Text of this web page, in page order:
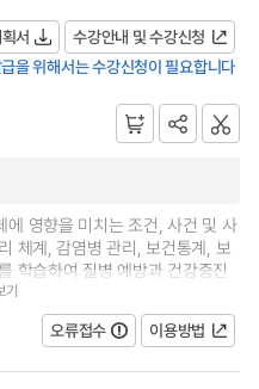
서
수강안내 및 수강신청
을 위해서는 수강신청이 필요합니다
에 영향을 미치는 조건, 사건 및 사
체계, 감염병 관리, 보건통계, 보
학습하여 질병 예방과 건강증진
기
오류접수 이용방법